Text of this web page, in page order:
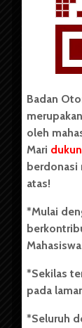
Badan
pers
secara
(USU).
Unit
berdiri pada 1
Kontribusi
Info Iklan
Badan
oleh
Mari
berdonasi
atas!
*Mulai
*Sekilas
pada
*Seluruh